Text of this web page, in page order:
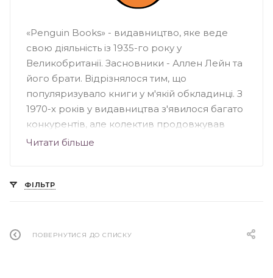
«Penguin Books» - видавництво, яке веде
свою діяльність із 1935-го року у
Великобританії. Засновники - Аллен Лейн та
його брати. Відрізнялося тим, що
популяризувало книги у м'якій обкладинці. З
1970-х років у видавництва з'явилося багато
конкурентів, але колектив продовжував
випускати серйозні книги для широкого
науково-популярних творах, особливе
сьогоднішній день «Penguin Books» - це
Читати більше
ФІЛЬТР
ПОВЕРНУТИСЯ ДО СПИСКУ